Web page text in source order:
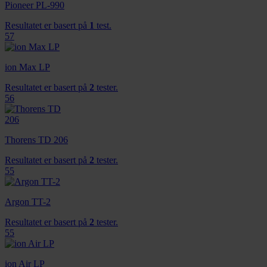
Pioneer PL-990
Resultatet er basert på 1 test.
57
ion Max LP
Resultatet er basert på 2 tester.
56
Thorens TD 206
Resultatet er basert på 2 tester.
55
Argon TT-2
Resultatet er basert på 2 tester.
55
ion Air LP